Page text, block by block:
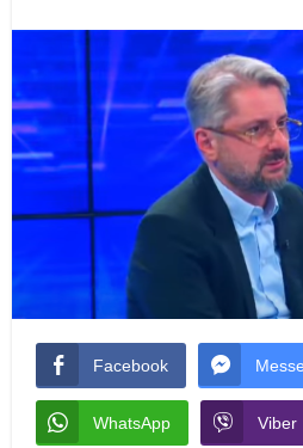
Facebook
WhatsApp Viber